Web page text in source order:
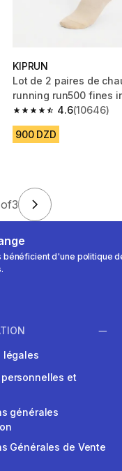
KIPRUN
Lot de 2 paires de
running run500 fines
jaune
4.6
4.6 out of 5 stars from
(10646)
900 DZD
of3
bénéficient d'une politique
légales
et
générales
Générales de Vente